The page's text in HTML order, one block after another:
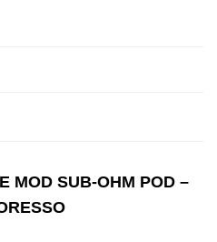
MOD SUB-OHM POD –